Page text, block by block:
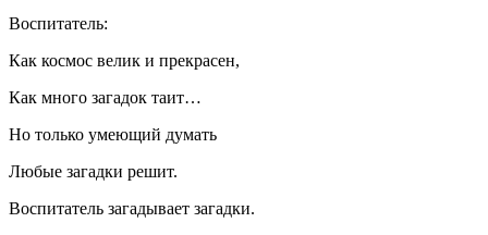
Воспитатель:
Как космос велик и прекрасен,
Как много загадок таит…
Но только умеющий думать
Любые загадки решит.
Воспитатель загадывает загадки.